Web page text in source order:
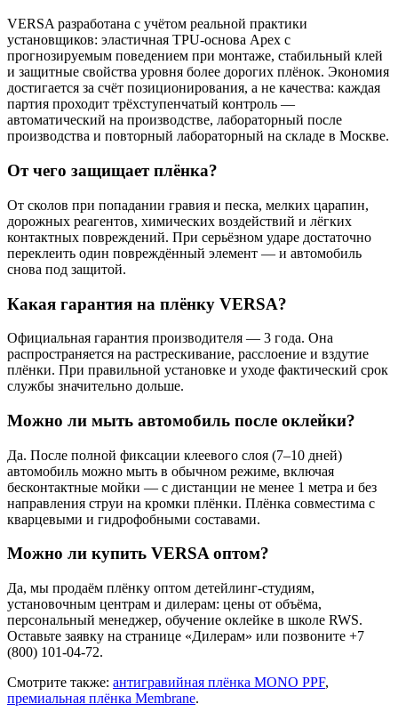
VERSA разработана с учётом реальной практики
установщиков: эластичная TPU-основа Apex с
прогнозируемым поведением при монтаже, стабильный клей
и защитные свойства уровня более дорогих плёнок. Экономия
достигается за счёт позиционирования, а не качества: каждая
партия проходит трёхступенчатый контроль —
автоматический на производстве, лабораторный после
производства и повторный лабораторный на складе в Москве.
От чего защищает плёнка?
От сколов при попадании гравия и песка, мелких царапин,
дорожных реагентов, химических воздействий и лёгких
контактных повреждений. При серьёзном ударе достаточно
переклеить один повреждённый элемент — и автомобиль
снова под защитой.
Какая гарантия на плёнку VERSA?
Официальная гарантия производителя — 3 года. Она
распространяется на растрескивание, расслоение и вздутие
плёнки. При правильной установке и уходе фактический срок
службы значительно дольше.
Можно ли мыть автомобиль после оклейки?
Да. После полной фиксации клеевого слоя (7–10 дней)
автомобиль можно мыть в обычном режиме, включая
бесконтактные мойки — с дистанции не менее 1 метра и без
направления струи на кромки плёнки. Плёнка совместима с
кварцевыми и гидрофобными составами.
Можно ли купить VERSA оптом?
Да, мы продаём плёнку оптом детейлинг-студиям,
установочным центрам и дилерам: цены от объёма,
персональный менеджер, обучение оклейке в школе RWS.
Оставьте заявку на странице «Дилерам» или позвоните +7
(800) 101-04-72.
Смотрите также: антигравийная плёнка MONO PPF,
премиальная плёнка Membrane.